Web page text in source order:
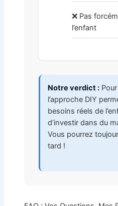
❌ Pas
l’enfant
Notre verdict :Pour
l’approche DIY
besoins réels de
d’investir dans du
Vous pourrez
tard !